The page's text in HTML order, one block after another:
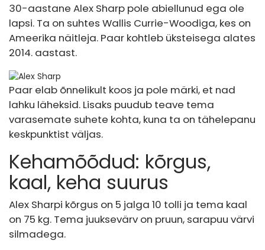
30-aastane Alex Sharp pole abiellunud ega ole
lapsi. Ta on suhtes Wallis Currie-Woodiga, kes on
Ameerika näitleja. Paar kohtleb üksteisega alates
2014. aastast.
Paar elab õnnelikult koos ja pole märki, et nad
lahku läheksid. Lisaks puudub teave tema
varasemate suhete kohta, kuna ta on tähelepanu
keskpunktist väljas.
Kehamõõdud: kõrgus,
kaal, keha suurus
Alex Sharpi kõrgus on 5 jalga 10 tolli ja tema kaal
on 75 kg. Tema juuksevärv on pruun, sarapuu värvi
silmadega.